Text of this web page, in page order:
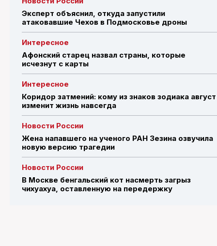
Эксперт объяснил, откуда запустили
атаковавшие Чехов в Подмосковье дроны
Интересное
Афонский старец назвал страны, которые
исчезнут с карты
Интересное
Коридор затмений: кому из знаков зодиака август
изменит жизнь навсегда
Новости России
Жена напавшего на ученого РАН Зезина озвучила
новую версию трагедии
Новости России
В Москве бенгальский кот насмерть загрыз
чихуахуа, оставленную на передержку